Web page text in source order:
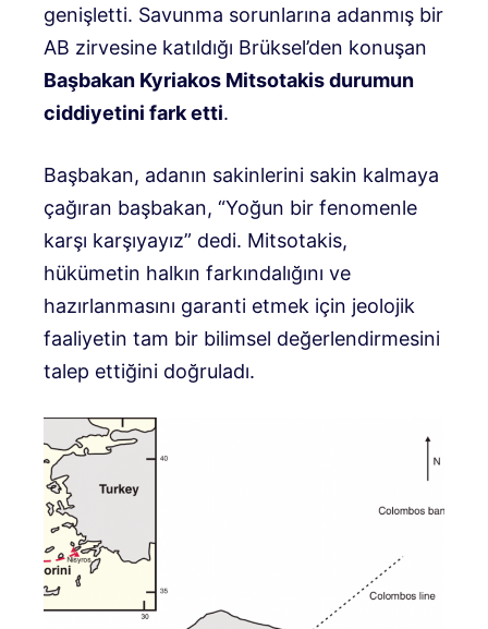
genişletti. Savunma sorunlarına adanmış bir
AB zirvesine katıldığı Brüksel’den konuşan
Başbakan Kyriakos Mitsotakis durumun
ciddiyetini fark etti.
Başbakan, adanın sakinlerini sakin kalmaya
çağıran başbakan, “Yoğun bir fenomenle
karşı karşıyayız” dedi. Mitsotakis,
hükümetin halkın farkındalığını ve
hazırlanmasını garanti etmek için jeolojik
faaliyetin tam bir bilimsel değerlendirmesini
talep ettiğini doğruladı.